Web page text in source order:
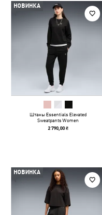
НОВИНКА
Штаны Essentials Elevated
Sweatpants Women
2 790,00 ₴
НОВИНКА